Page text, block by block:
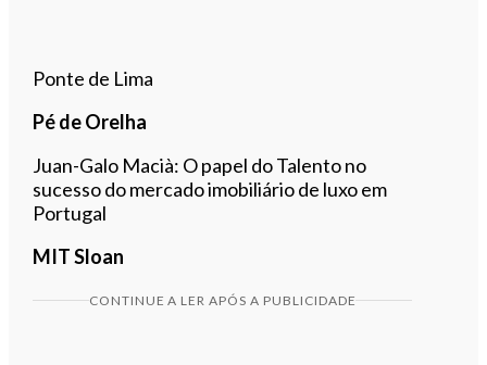
Ponte de Lima
Pé de Orelha
Juan-Galo Macià: O papel do Talento no
sucesso do mercado imobiliário de luxo em
Portugal
MIT Sloan
CONTINUE A LER APÓS A PUBLICIDADE